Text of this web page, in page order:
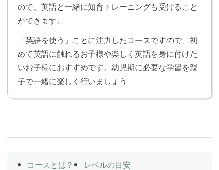
「あいさつ」や「公園」についての表現に触れ、ゲー
ムをしたり英語の歌をうたいます。
と いくつ」の内容を講師と一緒に取り組みます。事
前に該当ページのワークを行いレッスンに臨みましょ
う。
Lesson 8 A walk in the park (4)
前に該当ページのワークを行いレッスンに臨みましょ
ので、英語と一緒に知育トレーニングも受けること
ができます。
「英語を使う」ことに注力したコースですので、初
めて英語に触れるお子様や楽しく英語を身に付けた
いお子様におすすめです。幼児期に必要な学習を親
子で一緒に楽しく行いましょう！
コースとは？
レベルの目安